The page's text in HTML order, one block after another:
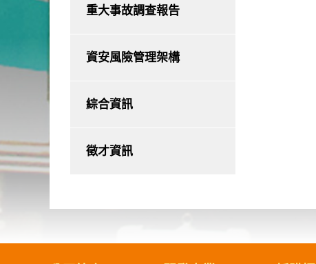
重大事故調查報告
資安風險管理架構
綜合資訊
徵才資訊